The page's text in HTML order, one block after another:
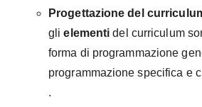
Progettazione del
glielementi del curriculum
forma di programmazione
programmazione specifica e
.